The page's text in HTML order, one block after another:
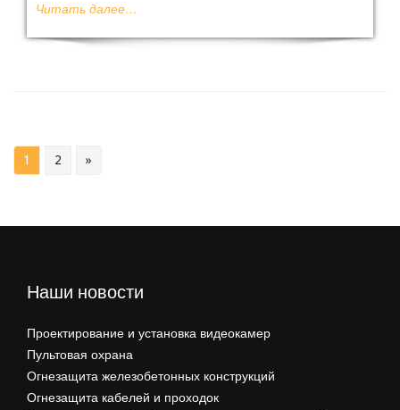
Читать далее…
1 2 »
Наши новости
Проектирование и установка видеокамер
Пультовая охрана
Огнезащита железобетонных конструкций
Огнезащита кабелей и проходок